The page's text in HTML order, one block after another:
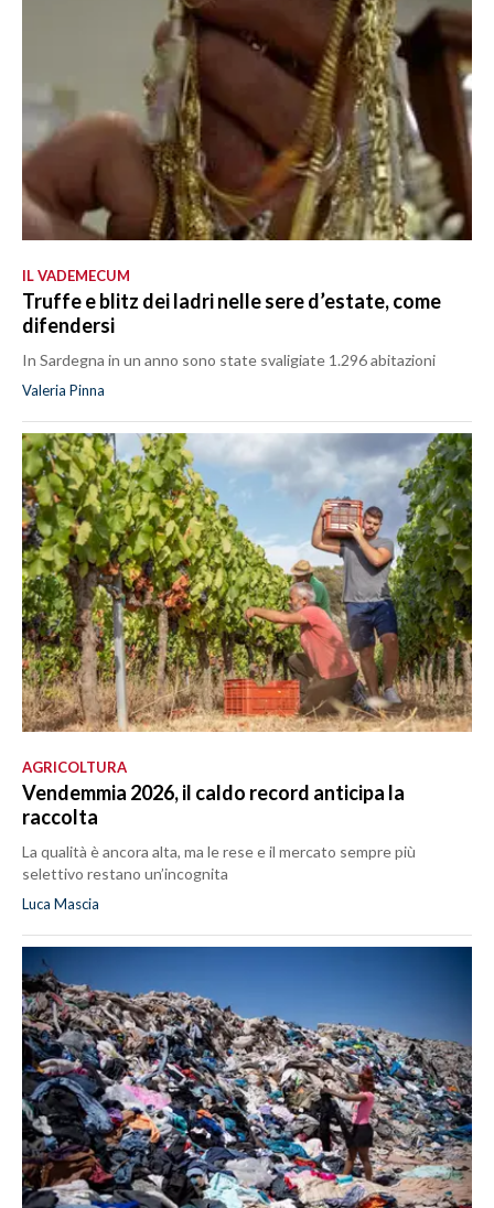
IL VADEMECUM
Truffe e blitz dei ladri nelle sere d’estate, come
difendersi
In Sardegna in un anno sono state svaligiate 1.296 abitazioni
Valeria Pinna
AGRICOLTURA
Vendemmia 2026, il caldo record anticipa la
raccolta
La qualità è ancora alta, ma le rese e il mercato sempre più
selettivo restano un’incognita
Luca Mascia